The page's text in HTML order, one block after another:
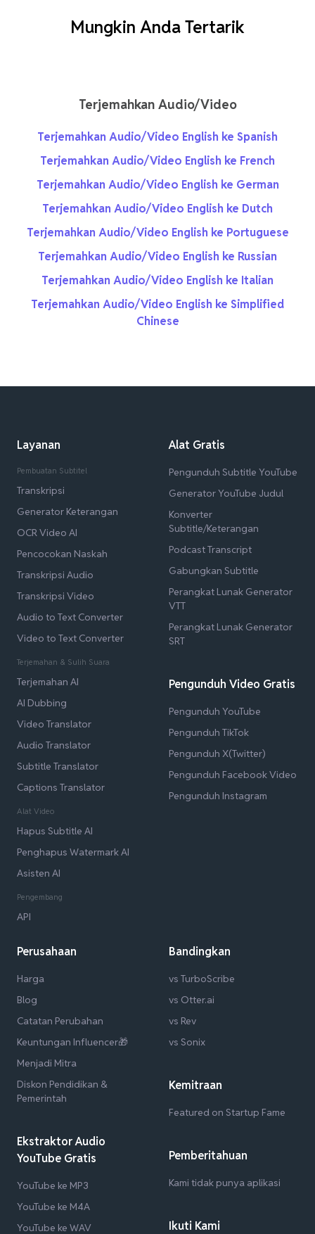
Mungkin Anda Tertarik
Terjemahkan Audio/Video
Terjemahkan Audio/Video English ke Spanish
Terjemahkan Audio/Video English ke French
Terjemahkan Audio/Video English ke German
Terjemahkan Audio/Video English ke Dutch
Terjemahkan Audio/Video English ke Portuguese
Terjemahkan Audio/Video English ke Russian
Terjemahkan Audio/Video English ke Italian
Terjemahkan Audio/Video English ke Simplified
Chinese
Layanan
Pembuatan Subtitel
Transkripsi
Generator Keterangan
OCR Video AI
Pencocokan Naskah
Transkripsi Audio
Transkripsi Video
Audio to Text Converter
Video to Text Converter
Terjemahan & Sulih Suara
Terjemahan AI
AI Dubbing
Video Translator
Audio Translator
Subtitle Translator
Captions Translator
Alat Video
Hapus Subtitle AI
Penghapus Watermark AI
Asisten AI
Pengembang
API
Alat Gratis
Pengunduh Subtitle YouTube
Generator YouTube Judul
Konverter
Subtitle/Keterangan
Podcast Transcript
Gabungkan Subtitle
Perangkat Lunak Generator
VTT
Perangkat Lunak Generator
SRT
Pengunduh Video Gratis
Pengunduh YouTube
Pengunduh TikTok
Pengunduh X(Twitter)
Pengunduh Facebook Video
Pengunduh Instagram
Perusahaan
Harga
Blog
Catatan Perubahan
Keuntungan Influencer🎁
Menjadi Mitra
Diskon Pendidikan &
Pemerintah
Ekstraktor Audio
YouTube Gratis
YouTube ke MP3
YouTube ke M4A
YouTube ke WAV
Bandingkan
vs TurboScribe
vs Otter.ai
vs Rev
vs Sonix
Kemitraan
Featured on Startup Fame
Pemberitahuan
Kami tidak punya aplikasi
Ikuti Kami